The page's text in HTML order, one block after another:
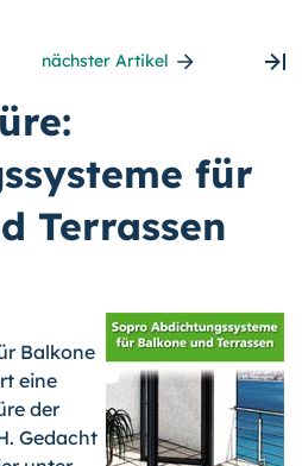
nächster Artikel
für
Terrassen
Balkone
eine
der
Gedacht